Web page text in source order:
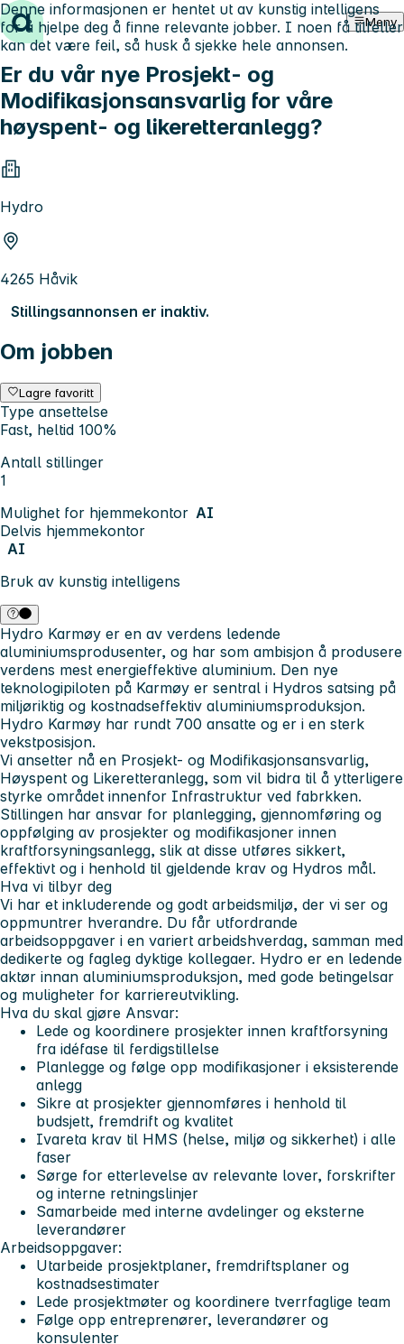
Hopp til innhold Meny
Er du vår nye Prosjekt- og
Modifikasjonsansvarlig for våre
høyspent- og likeretteranlegg?
Hydro
4265 Håvik
Stillingsannonsen er inaktiv.
Om jobben
Lagre favoritt
Type ansettelse
Fast, heltid 100%
Antall stillinger
1
Mulighet for hjemmekontor AI
Delvis hjemmekontor
AI
Bruk av kunstig intelligens
Denne informasjonen er hentet ut av kunstig intelligens
for å hjelpe deg å finne relevante jobber. I noen få tilfeller
kan det være feil, så husk å sjekke hele annonsen.
Hydro Karmøy er en av verdens ledende
aluminiumsprodusenter, og har som ambisjon å produsere
verdens mest energieffektive aluminium. Den nye
teknologipiloten på Karmøy er sentral i Hydros satsing på
miljøriktig og kostnadseffektiv aluminiumsproduksjon.
Hydro Karmøy har rundt 700 ansatte og er i en sterk
vekstposisjon.
Vi ansetter nå en Prosjekt- og Modifikasjonsansvarlig,
Høyspent og Likeretteranlegg, som vil bidra til å ytterligere
styrke området innenfor Infrastruktur ved fabrkken.
Stillingen har ansvar for planlegging, gjennomføring og
oppfølging av prosjekter og modifikasjoner innen
kraftforsyningsanlegg, slik at disse utføres sikkert,
effektivt og i henhold til gjeldende krav og Hydros mål.
Hva vi tilbyr deg
Vi har et inkluderende og godt arbeidsmiljø, der vi ser og
oppmuntrer hverandre. Du får utfordrande
arbeidsoppgaver i en variert arbeidshverdag, samman med
dedikerte og fagleg dyktige kollegaer. Hydro er en ledende
aktør innan aluminiumsproduksjon, med gode betingelsar
og muligheter for karriereutvikling.
Hva du skal gjøre Ansvar:
Lede og koordinere prosjekter innen kraftforsyning
fra idéfase til ferdigstillelse
Planlegge og følge opp modifikasjoner i eksisterende
anlegg
Sikre at prosjekter gjennomføres i henhold til
budsjett, fremdrift og kvalitet
Ivareta krav til HMS (helse, miljø og sikkerhet) i alle
faser
Sørge for etterlevelse av relevante lover, forskrifter
og interne retningslinjer
Samarbeide med interne avdelinger og eksterne
leverandører
Arbeidsoppgaver:
Utarbeide prosjektplaner, fremdriftsplaner og
kostnadsestimater
Lede prosjektmøter og koordinere tverrfaglige team
Følge opp entreprenører, leverandører og
konsulenter